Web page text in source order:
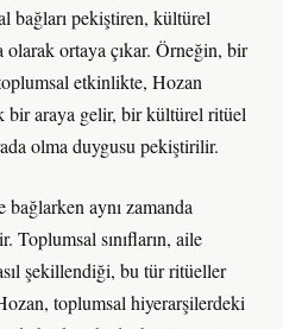
bağları pekiştiren, kültürel
ortaya çıkar. Örneğin, bir
etkinlikte, Hozan
bir araya gelir, bir kültürel ritüel
olma duygusu pekiştirilir.
aynı zamanda
Toplumsal sınıfların, aile
şekillendiği, bu tür ritüeller
toplumsal hiyerarşilerdeki